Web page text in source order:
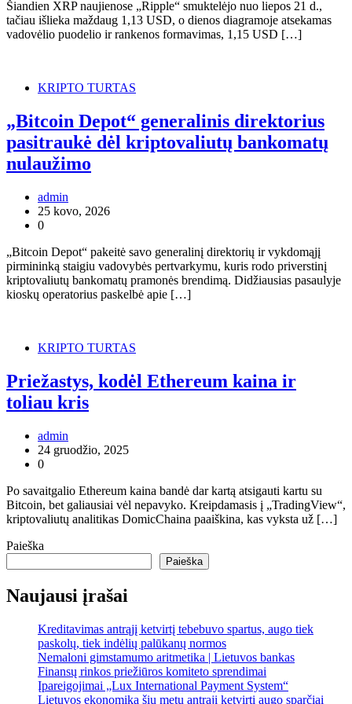
Šiandien XRP naujienose „Ripple“ smuktelėjo nuo liepos 21 d.,
tačiau išlieka maždaug 1,13 USD, o dienos diagramoje atsekamas
vadovėlio puodelio ir rankenos formavimas, 1,15 USD […]
KRIPTO TURTAS
„Bitcoin Depot“ generalinis direktorius
pasitraukė dėl kriptovaliutų bankomatų
nulaužimo
admin
25 kovo, 2026
0
„Bitcoin Depot“ pakeitė savo generalinį direktorių ir vykdomąjį
pirmininką staigiu vadovybės pertvarkymu, kuris rodo priverstinį
kriptovaliutų bankomatų pramonės brendimą. Didžiausias pasaulyje
kioskų operatorius paskelbė apie […]
KRIPTO TURTAS
Priežastys, kodėl Ethereum kaina ir
toliau kris
admin
24 gruodžio, 2025
0
Po savaitgalio Ethereum kaina bandė dar kartą atsigauti kartu su
Bitcoin, bet galiausiai vėl nepavyko. Kreipdamasis į „TradingView“,
kriptovaliutų analitikas DomicChaina paaiškina, kas vyksta už […]
Paieška
Paieška
Naujausi įrašai
Kreditavimas antrąjį ketvirtį tebebuvo spartus, augo tiek
paskolų, tiek indėlių palūkanų normos
Nemaloni gimstamumo aritmetika | Lietuvos bankas
Finansų rinkos priežiūros komiteto sprendimai
Įpareigojimai „Lux International Payment System“
Lietuvos ekonomika šių metų antrąjį ketvirtį augo sparčiai